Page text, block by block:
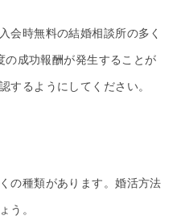
会時無料の結婚相談所の多く
の成功報酬が発生することが
するようにしてください。
の種類があります。婚活方法
う。